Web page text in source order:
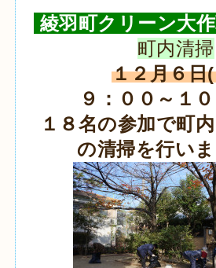
綾羽町クリーン大
町内清掃
１２月６日
９：００～１
１８名の参加で町
の清掃を行いま